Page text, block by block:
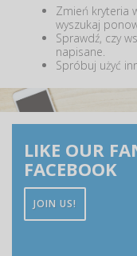
Zmień kryteria
wyszukaj
Sprawdź, czy
napisane.
Spróbuj użyć
LIKE OUR
FACEBOOK
JOIN US!